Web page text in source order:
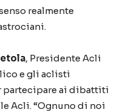
realmente
, Presidente Acli
e gli aclisti
partecipare ai dibattiti
Acli. “Ognuno di noi